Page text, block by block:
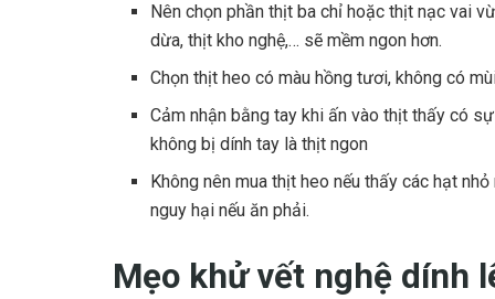
Nên chọn phần thịt ba chỉ hoặc thịt nạc vai
dừa, thịt kho nghệ,… sẽ mềm ngon hơn.
Chọn thịt heo có màu hồng tươi, không có
Cảm nhận bằng tay khi ấn vào thịt thấy có
không bị dính tay là thịt ngon
Không nên mua thịt heo nếu thấy các hạt
nguy hại nếu ăn phải.
Mẹo khử vết nghệ dính